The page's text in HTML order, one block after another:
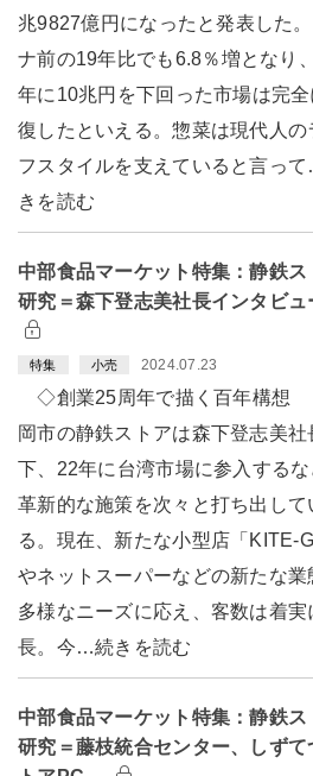
兆9827億円になったと発表した。
ナ前の19年比でも6.8％増となり
年に10兆円を下回った市場は完全
復したといえる。惣菜は現代人の
フスタイルを支えていると言っ
きを読む
中部食品マーケット特集：静鉄ス
研究＝森下登志美社長インタビュ
特集 小売 2024.07.23
◇創業25周年で描く百年構想
岡市の静鉄ストアは森下登志美社
下、22年に台湾市場に参入するな
革新的な施策を次々と打ち出して
る。現在、新たな小型店「KITE-
やネットスーパーなどの新たな業
多様なニーズに応え、客数は着実
長。今…続きを読む
中部食品マーケット特集：静鉄ス
研究＝藤枝統合センター、しずて